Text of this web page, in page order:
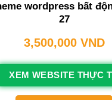
wordpress bất
27
3,500,000 VND
XEM WEBSITE THỰC